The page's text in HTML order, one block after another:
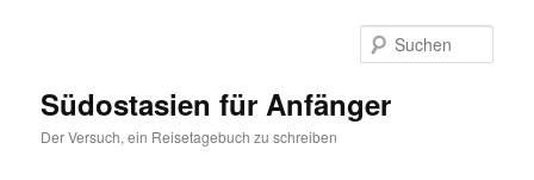
Südostasien für Anfänger
Der Versuch, ein Reisetagebuch zu schreiben